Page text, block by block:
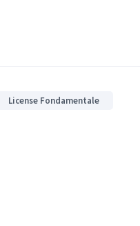
License Fondamentale